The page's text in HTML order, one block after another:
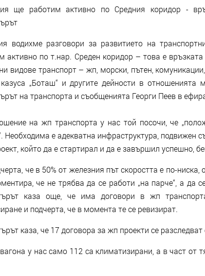
ще работим активно по Средния коридор -
водихме разговори за развитието на
активно по т.нар. Среден коридор – това е
видове транспорт – жп, морски, пътен,
„Боташ“ и другите дейности в отношенията
на транспорта и съобщенията Георги Пеев в
на жп транспорта у нас той посочи, че
Необходима е адекватна инфраструктура, подвижен
който да е стартирал и да е завършил успешно,
че в 50% от железния път скоростта е по-
че не трябва да се работи „на парче“, а да
каза още, че има договори в жп
и подчерта, че в момента те се ревизират.
каза, че 17 договора за жп проекти се
у нас само 112 са климатизирани, а в част от